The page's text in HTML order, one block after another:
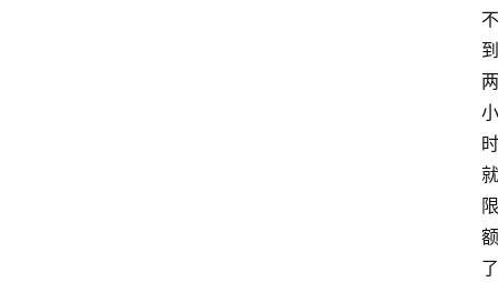
不
到
两
小
时
就
限
额
了